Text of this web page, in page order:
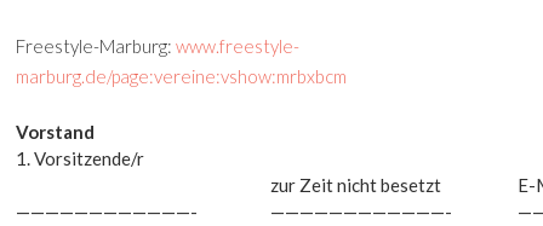
Freestyle-Marburg:www.freestyle-
marburg.de/page:vereine:vshow:mrbxbcm
Vorstand
1. Vorsitzende/r
zur Zeit nicht besetzt
E-
————————————-
————————————-